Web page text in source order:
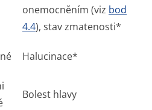
onemocněním (viz bod
4.4), stav zmatenosti*
Halucinace*
Bolest hlavy